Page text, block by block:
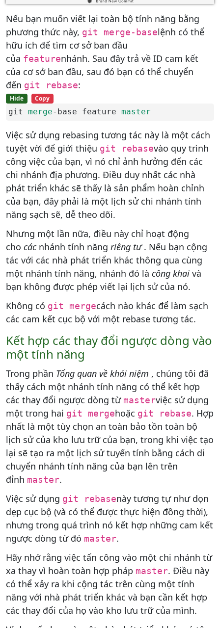
Nếu bạn muốn viết lại toàn bộ tính năng bằng
phương thức này, git merge-baselệnh có thể
hữu ích để tìm cơ sở ban đầu
của featurenhánh. Sau đây trả về ID cam kết
của cơ sở ban đầu, sau đó bạn có thể chuyển
đến git rebase:
Hide Copy
git merge-base feature master
Việc sử dụng rebasing tương tác này là một cách
tuyệt vời để giới thiệu git rebasevào quy trình
công việc của bạn, vì nó chỉ ảnh hưởng đến các
chi nhánh địa phương. Điều duy nhất các nhà
phát triển khác sẽ thấy là sản phẩm hoàn chỉnh
của bạn, đây phải là một lịch sử chi nhánh tính
năng sạch sẽ, dễ theo dõi.
Nhưng một lần nữa, điều này chỉ hoạt động
cho cácnhánh tính năng riêng tư. Nếu bạn cộng
tác với các nhà phát triển khác thông qua cùng
một nhánh tính năng, nhánh đó là công khai và
bạn không được phép viết lại lịch sử của nó.
Không có git mergecách nào khác để làm sạch
các cam kết cục bộ với một rebase tương tác.
Kết hợp các thay đổi ngược dòng vào
một tính năng
Trong phần Tổng quan về khái niệm , chúng tôi đã
thấy cách một nhánh tính năng có thể kết hợp
các thay đổi ngược dòng từ masterviệc sử dụng
một trong hai git mergehoặc git rebase. Hợp
nhất là một tùy chọn an toàn bảo tồn toàn bộ
lịch sử của kho lưu trữ của bạn, trong khi việc tạo
lại sẽ tạo ra một lịch sử tuyến tính bằng cách di
chuyển nhánh tính năng của bạn lên trên
đỉnh master.
Việc sử dụng git rebasenày tương tự như dọn
dẹp cục bộ (và có thể được thực hiện đồng thời),
nhưng trong quá trình nó kết hợp những cam kết
ngược dòng từ đó master.
Hãy nhớ rằng việc tấn công vào một chi nhánh từ
xa thay vì hoàn toàn hợp pháp master. Điều này
có thể xảy ra khi cộng tác trên cùng một tính
năng với nhà phát triển khác và bạn cần kết hợp
các thay đổi của họ vào kho lưu trữ của mình.